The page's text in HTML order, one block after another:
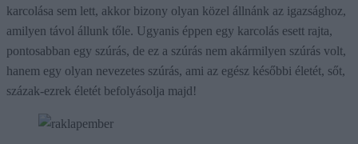
karcolása sem lett, akkor bizony olyan közel állnánk az igazsághoz,
amilyen távol állunk tőle. Ugyanis éppen egy karcolás esett rajta,
pontosabban egy szúrás, de ez a szúrás nem akármilyen szúrás volt,
hanem egy olyan nevezetes szúrás, ami az egész későbbi életét, sőt,
százak-ezrek életét befolyásolja majd!